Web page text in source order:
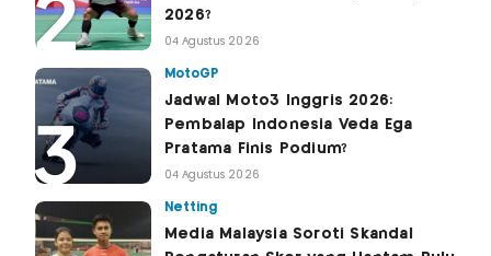
2026?
04 Agustus 2026
MotoGP
Jadwal Moto3 Inggris 2026:
Pembalap Indonesia Veda Ega
Pratama Finis Podium?
04 Agustus 2026
Netting
Media Malaysia Soroti Skandal